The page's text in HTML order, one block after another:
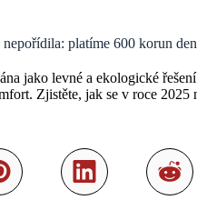
platíme 600 korun
jako levné a ekologické
Zjistěte, jak se v roce 2025